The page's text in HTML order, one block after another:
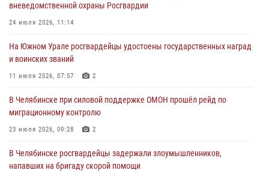
В Челябинской области росгвардейцами по горячим следам
задержан подозреваемый в грабеже
вневедомственной охраны Росгвардии
24 июля 2026, 11:14
На Южном Урале росгвардейцы удостоены государственных наград
и воинских званий
11 июля 2026, 07:57 2
В Челябинске при силовой поддержке ОМОН прошёл рейд по
миграционному контролю
23 июля 2026, 09:28 2
В Челябинске росгвардейцы задержали злоумышленников,
напавших на бригаду скорой помощи